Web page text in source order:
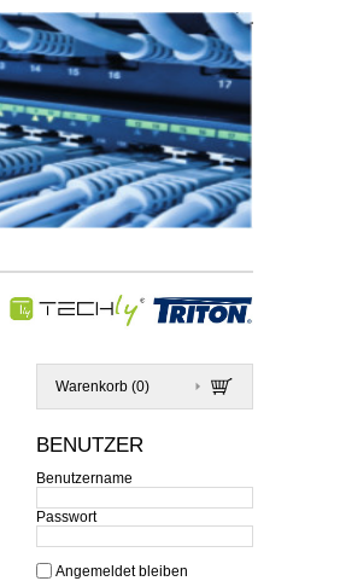
Warenkorb (0)
BENUTZER
Benutzername
Passwort
Angemeldet bleiben